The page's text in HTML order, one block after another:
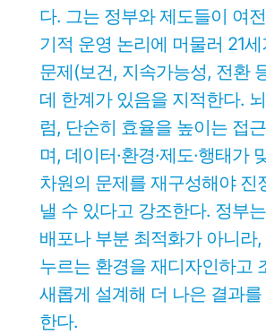
다. 그는 정부와 제도들이 여
기적 운영 논리에 머물러 21
문제(보건, 지속가능성, 전환
데 한계가 있음을 지적한다.
럼, 단순히 효율을 높이는 접
며, 데이터·환경·제도·행태가
차원의 문제를 재구성해야 진
낼 수 있다고 강조한다. 정부
배포나 부분 최적화가 아니라
누르는 환경을 재디자인하고
새롭게 설계해 더 나은 결과
한다.